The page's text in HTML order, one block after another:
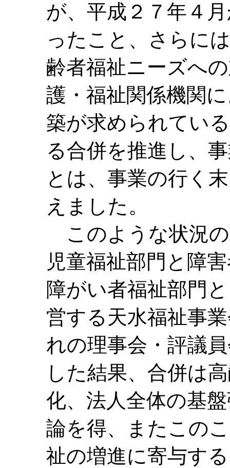
が、平成２７年４
ったこと、さらに
齢者福祉ニーズへ
護・福祉関係機関
築が求められてい
る合併を推進し、
とは、事業の行く
えました。
このような状況
児童福祉部門と障
障がい者福祉部門
営する天水福祉事
れの理事会・評議
した結果、合併は
化、法人全体の基
論を得、またこの
祉の増進に寄与す